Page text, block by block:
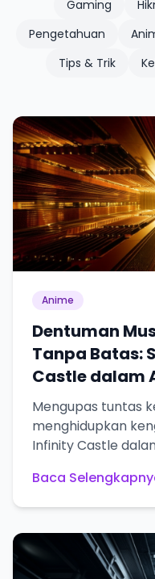
Gaming
Pengetahuan
Tips & Trik
Anime
Dentuman
Tanpa Batas:
Castle dalam
Mengupas tuntas
menghidupkan
Infinity Castle
Baca